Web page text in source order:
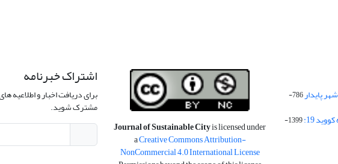
پایدار
786-
19:
1399-
Journal of Sustainable Cityis licensed under
aCreative Commons Attribution-
NonCommercial 4.0 International License
اشتراک خبرنامه
برای دریافت اخبار و اطلاعیه
مشترک شوید.